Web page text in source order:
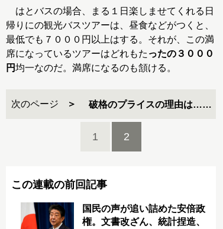
はとバスの場合、まる１日楽しませてくれる日
帰りにの観光バスツアーは、昼食などがつくと、
最低でも７０００円以上はする。それが、この満
席になっているツアーはどれもた ったの３０００
円均一なのだ。満席になるのも頷ける。
次のページ 破格のプライスの理由は……
1 2
この連載の前回記事
国民の声が追い詰めた安倍政
権。文書改ざん、統計捏造、